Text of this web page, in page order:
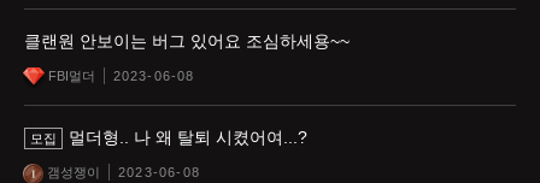
클랜원 안보이는 버그 있어요 조심하세용~~
FBI멀더 2023-06-08
모집 멀더형.. 나 왜 탈퇴 시켰어여...?
갬성쟁이 2023-06-08